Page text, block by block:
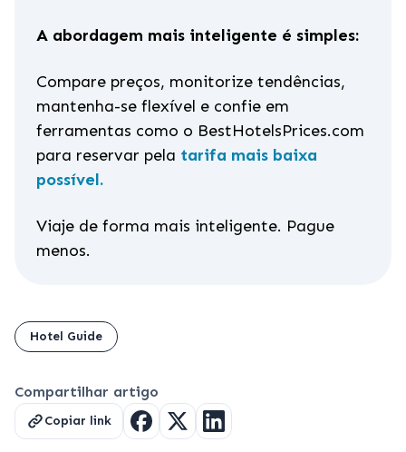
A abordagem mais inteligente é simples:
Compare preços, monitorize tendências,
mantenha-se flexível e confie em
ferramentas como o BestHotelsPrices.com
para reservar pela tarifa mais baixa
possível.
Viaje de forma mais inteligente. Pague
menos.
Hotel Guide
Compartilhar artigo
Copiar link